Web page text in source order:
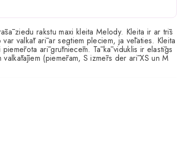
ziedu rakstu maxi kleita Melody. Kleita ir ar trīs
valkāt arī ar segtiem pleciem, ja vēlaties. Kleita
arī grūtniecēm. Tā kā viduklis ir elastīgs
(piemēram, S izmērs der arī XS un M